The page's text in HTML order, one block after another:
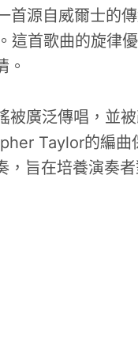
源自威爾士的
這首歌曲的旋律
。
被廣泛傳唱，並
Taylor的編曲
，旨在培養演奏